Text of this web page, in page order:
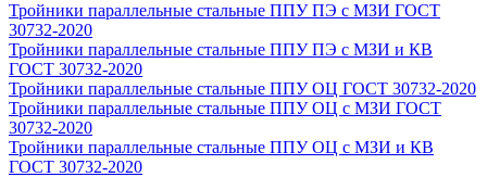
Тройники параллельные стальные ППУ ПЭ с МЗИ ГОСТ
30732-2020
Тройники параллельные стальные ППУ ПЭ с МЗИ и КВ
ГОСТ 30732-2020
Тройники параллельные стальные ППУ ОЦ ГОСТ 30732-2020
Тройники параллельные стальные ППУ ОЦ с МЗИ ГОСТ
30732-2020
Тройники параллельные стальные ППУ ОЦ с МЗИ и КВ
ГОСТ 30732-2020